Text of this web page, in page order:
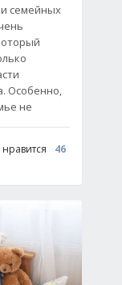
семейных
Особенно,
не
46